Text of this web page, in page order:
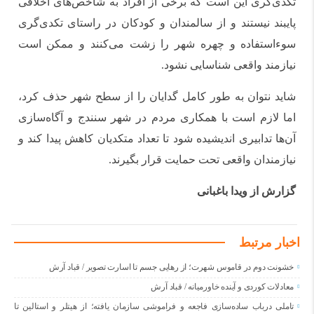
پایبند نیستند و از سالمندان و کودکان در راستای تکدی‌گری
سوءاستفاده و چهره شهر را زشت می‌کنند و ممکن است
نیازمند واقعی شناسایی نشود.
شاید نتوان به طور کامل گدایان را از سطح شهر حذف کرد،
اما لازم است با همکاری مردم در شهر سنندج و آگاه‌سازی
آن‌ها تدابیری اندیشیده شود تا تعداد متکدیان کاهش پیدا کند و
نیازمندان واقعی تحت حمایت قرار بگیرند.
گزارش از ویدا باغبانی
اخبار مرتبط
خشونت دوم در قاموس شهرت؛ از رهایی جسم تا اسارت تصویر / قباد آرش
معادلات کوردی و آینده خاورمیانه / قباد آرش
تاملی درباب سادەسازی فاجعە و فراموشی سازمان یافتە؛ از هیتلر و استالین تا